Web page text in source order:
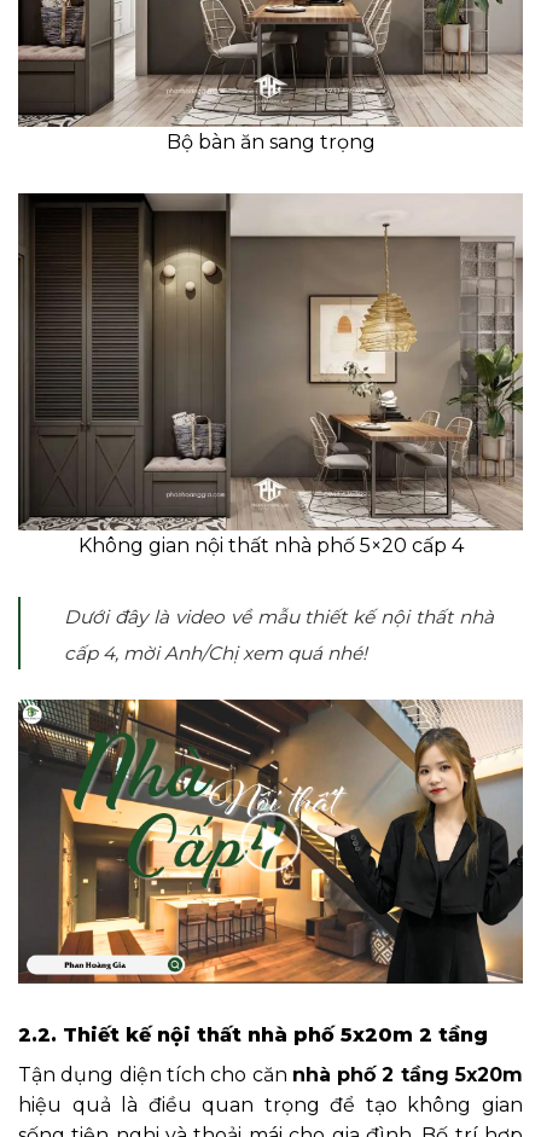
Bộ bàn ăn sang trọng
Không gian nội thất nhà phố 5×20 cấp 4
Dưới đây là video về mẫu thiết kế nội thất nhà
cấp 4, mời Anh/Chị xem quá nhé!
2.2. Thiết kế nội thất nhà phố 5x20m 2 tầng
Tận dụng diện tích cho căn nhà phố 2 tầng 5x20m
hiệu quả là điều quan trọng để tạo không gian